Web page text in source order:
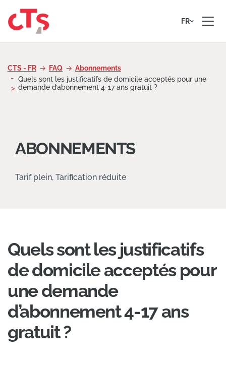
FR
CTS - FR FAQ
Abonnements
Quels sont les justificatifs de domicile acceptés pour une
demande d’abonnement 4-17 ans gratuit ?
ABONNEMENTS
Tarif plein, Tarification réduite
Quels sont les justificatifs
de domicile acceptés pour
une demande
d’abonnement 4-17 ans
gratuit ?